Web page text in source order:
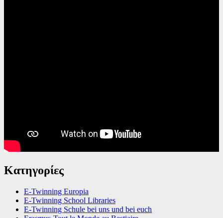
Κατηγορίες
E-Twinning Europia
E-Twinning School Libraries
E-Twinning Schule bei uns und bei euch